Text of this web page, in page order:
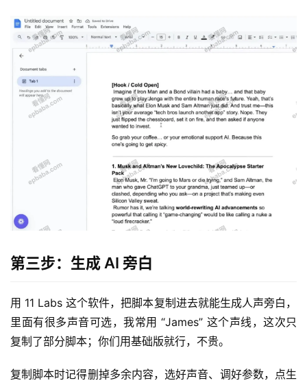
第三步：生成 AI 旁白
用 11 Labs 这个软件，把脚本复制进去就能生成人声旁白，
里面有很多声音可选，我常用 “James” 这个声线，这次只
复制了部分脚本；你们用基础版就行，不贵。
复制脚本时记得删掉多余内容，选好声音、调好参数，点生